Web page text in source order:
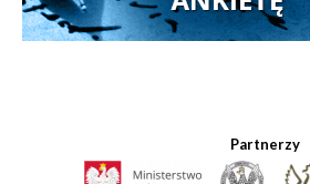
Partnerzy